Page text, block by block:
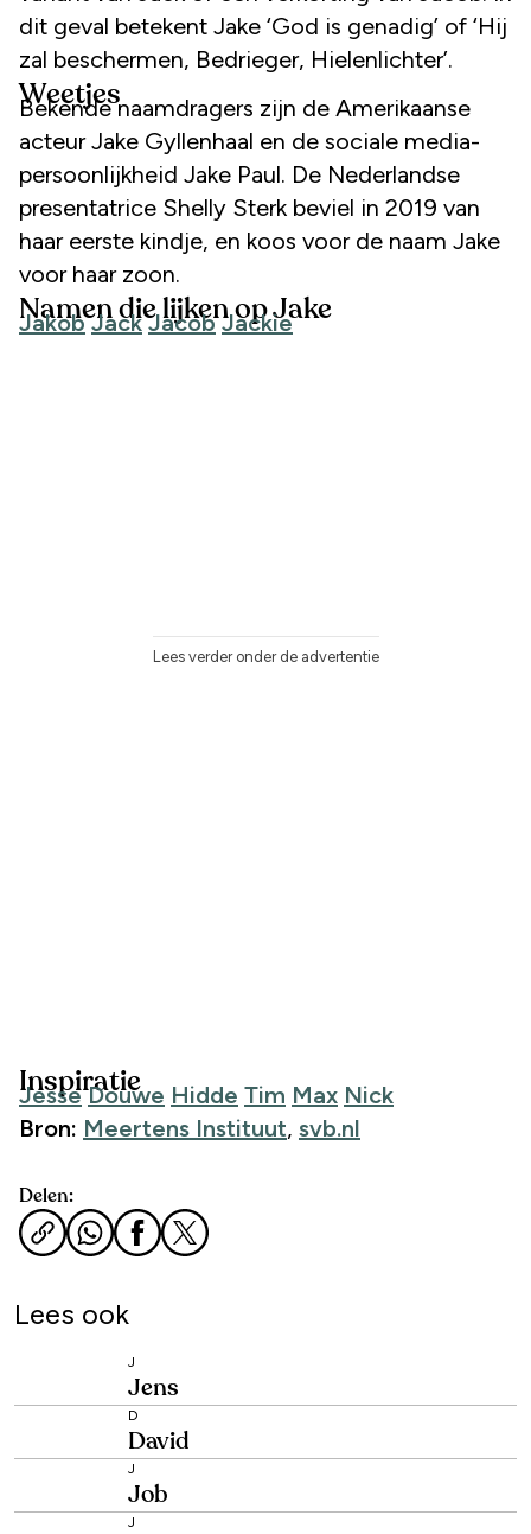
dit geval betekent Jake ‘God is genadig’ of ‘Hij
zal beschermen, Bedrieger, Hielenlichter’.
Weetjes
Bekende naamdragers zijn de Amerikaanse
acteur Jake Gyllenhaal en de sociale media-
persoonlijkheid Jake Paul. De Nederlandse
presentatrice Shelly Sterk beviel in 2019 van
haar eerste kindje, en koos voor de naam Jake
voor haar zoon.
Namen die lijken op Jake
Jakob Jack Jacob Jackie
Lees verder onder de advertentie
Inspiratie
Jesse Douwe Hidde Tim Max Nick
Bron: Meertens Instituut, svb.nl
Delen:
Lees ook
J
Jens
D
David
J
Job
J